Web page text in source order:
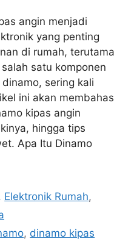
angin menjadi
yang penting
di rumah, terutama
satu komponen
sering kali
ini akan membahas
kipas angin
hingga tips
Apa Itu Dinamo
, Elektronik Rumah,
, dinamo kipas